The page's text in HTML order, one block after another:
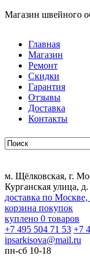
Магазин швейного
Главная
Магазин
Ремонт
Скидки
Гарантия
Отзывы
Доставка
Контакты
м. Щёлковская, г.
Курганская улица,
доставка по Москве,
корзина покупок
куплено 0 товаров
+7 495 504 71 53 +7
ipsarkisova@mail.ru
пн-сб 10-18